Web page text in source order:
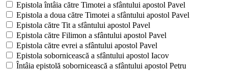
Epistola întâia către Timotei a sfântului apostol Pavel
Epistola a doua către Timotei a sfântului apostol Pavel
Epistola către Tit a sfântului apostol Pavel
Epistola către Filimon a sfântului apostol Pavel
Epistola către evrei a sfântului apostol Pavel
Epistola sobornicească a sfântului apostol Iacov
Întâia epistolă sobornicească a sfântului apostol Petru